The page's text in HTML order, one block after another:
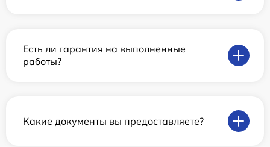
Есть ли гарантия на выполненные
работы?
Какие документы вы предоставляете?